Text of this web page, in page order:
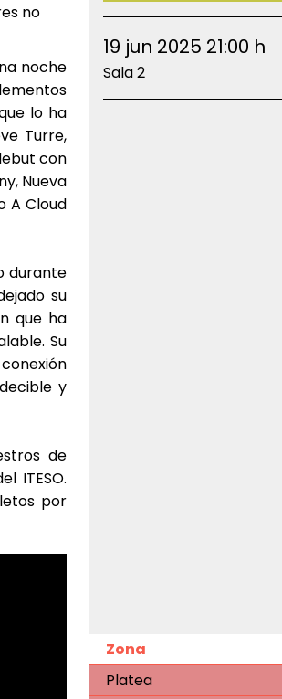
no
noche
lo ha
Turre,
con
Nueva
A Cloud
durante
su
que ha
Su
y
de
ITESO.
por
19 jun 2025 21:00 h
Sala 2
Zona
Platea